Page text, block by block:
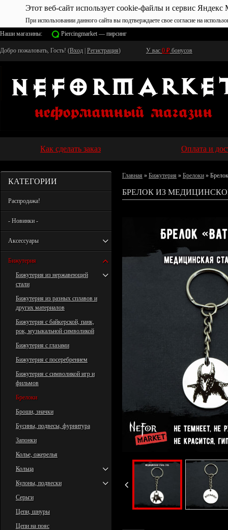
Этот веб-сайт использует cookie-файлы и сервис Яндекс
При использовании данного сайта вы подтверждаете свое согласие на
Наши магазины:
Piercingmarket — пирсинг
Добро пожаловать, Гость! (Вход Регистрация) У вас 0 ₽ бонусов
Как сделать заказ Оплата и
КАТЕГОРИИ
Распродажа!
- Новинки -
Аксессуары
Бижутерия
Бижутерия из нержавеющей
стали
Бижутерия из разных сплавов и
других материалов
Бижутерия с байкерской, панк,
рок, музыкальной символикой
Бижутерия с глазами
Бижутерия с посеребрением
Бижутерия с символикой игр и
фильмов
Брелоки
Броши, значки
Бусины, подвесы, фурнитура
Запонки
Колье, ожерелья
Кольца
Кулоны, подвески
Серьги
Цепи, шнуры
Цепи на пояс
Главная » Бижутерия » Брелоки »
БРЕЛОК ИЗ МЕДИЦИНСКОЙ